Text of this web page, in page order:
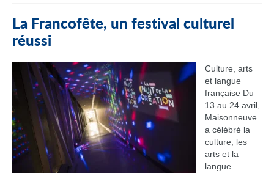
La Francofête, un festival culturel
réussi
Culture, arts
et langue
française Du
13 au 24 avril,
Maisonneuve
a célébré la
culture, les
arts et la
langue